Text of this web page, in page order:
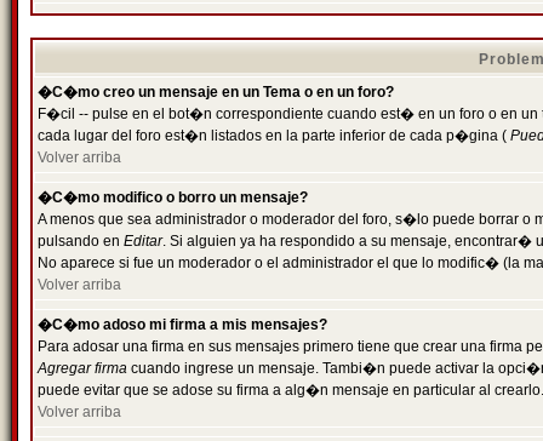
�C�mo creo un mensaje en un Tema o en un foro?
F�cil -- pulse en el bot�n correspondiente cuando est� en un foro o en
cada lugar del foro est�n listados en la parte inferior de cada p�gina (
Volver arriba
�C�mo modifico o borro un mensaje?
A menos que sea administrador o moderador del foro, s�lo puede borrar o
pulsando en Editar. Si alguien ya ha respondido a su mensaje, encontrar�
No aparece si fue un moderador o el administrador el que lo modific� (la
Volver arriba
�C�mo adoso mi firma a mis mensajes?
Para adosar una firma en sus mensajes primero tiene que crear una firma
Agregar firma cuando ingrese un mensaje. Tambi�n puede activar la
puede evitar que se adose su firma a alg�n mensaje en particular al crearlo.
Volver arriba